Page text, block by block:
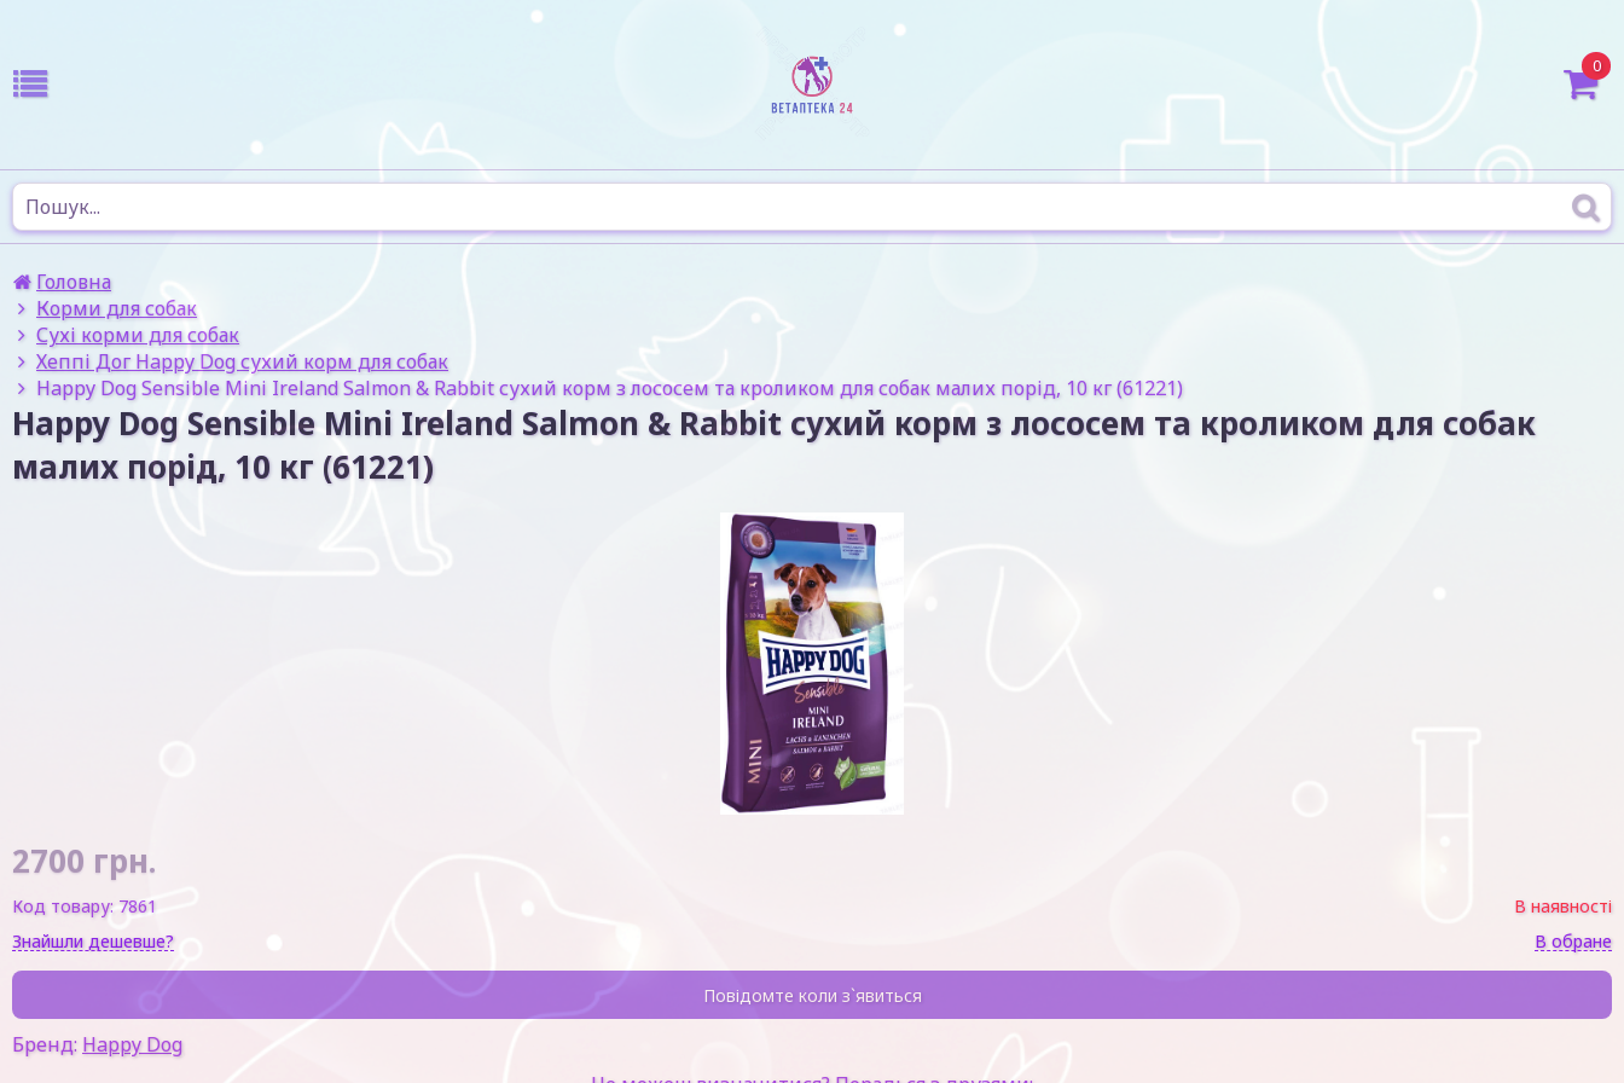
0
Головна
Корми для собак
Сухі корми для собак
Хеппі Дог Happy Dog сухий корм для собак
Happy Dog Sensible Mini Ireland Salmon & Rabbit сухий корм з лососем та кроликом для собак малих порід, 10 кг (61221)
Happy Dog Sensible Mini Ireland Salmon & Rabbit сухий корм з лососем та кроликом для собак
малих порід, 10 кг (61221)
2700 грн.
Код товару: 7861
В наявності
Знайшли дешевше?
В обране
Повідомте коли з`явиться
Бренд: Happy Dog